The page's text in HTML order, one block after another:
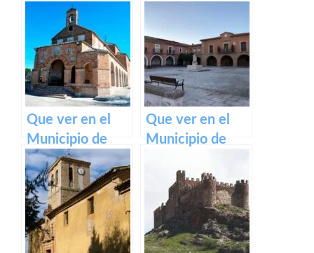
Tarazona de la
Mancha en
Castilla La
Mancha
Castilla La
Mancha
Que ver en el
Municipio de
Cebolla en
Castilla La
Mancha
Que ver en el
Municipio de
Castilla La
Mancha